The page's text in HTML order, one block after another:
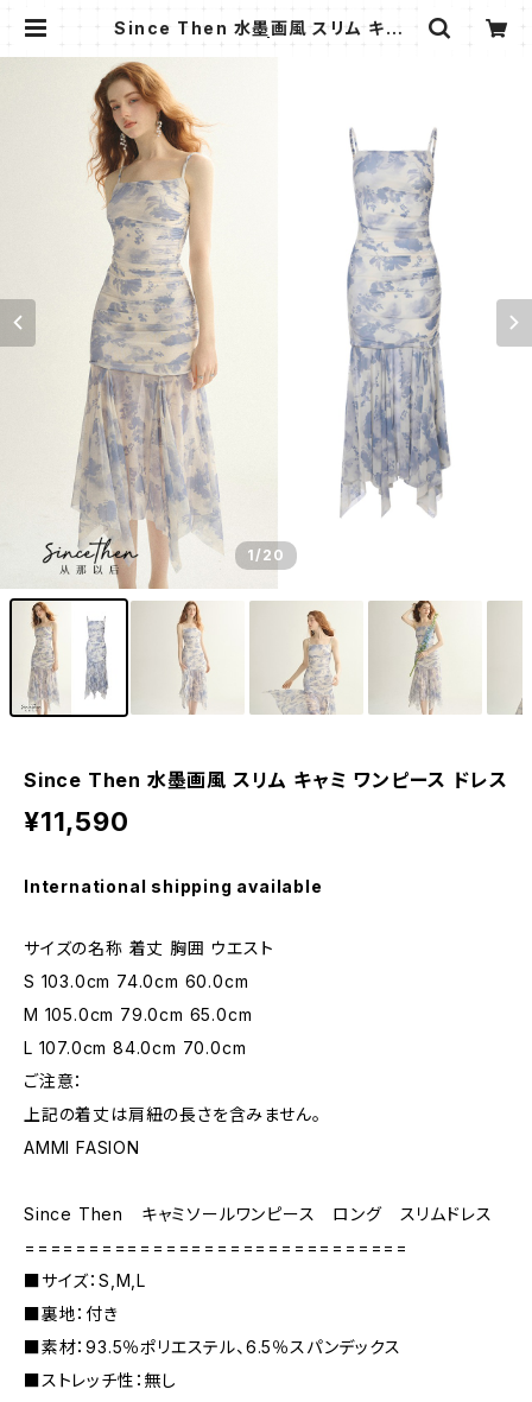
Since Then 水墨画風 スリム キャミ
1/20
Since Then 水墨画風 スリム キャミ ワンピース ドレス
¥11,590
International shipping available
サイズの名称 着丈 胸囲 ウエスト
S 103.0cm 74.0cm 60.0cm
M 105.0cm 79.0cm 65.0cm
L 107.0cm 84.0cm 70.0cm
ご注意：
上記の着丈は肩紐の長さを含みません。
AMMI FASION
Since Then キャミソールワンピース ロング スリムドレス
==============================
■サイズ：S,M,L
■裏地：付き
■素材：93.5％ポリエステル、6.5％スパンデックス
■ストレッチ性：無し